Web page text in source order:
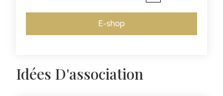
E-shop
Idées D'association